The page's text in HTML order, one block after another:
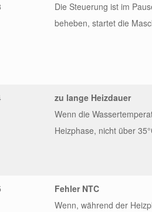
Die Steuerung ist im
beheben, startet die
zu lange Heizdauer
Wenn die
Heizphase, nicht über
Fehler NTC
Wenn, während der